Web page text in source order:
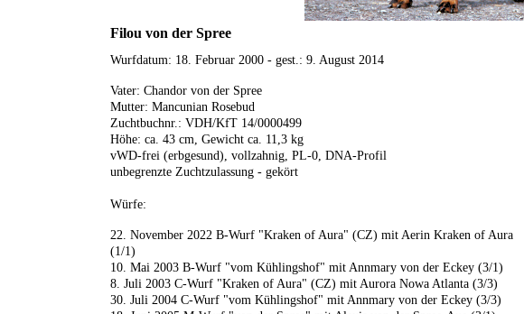
Filou von der Spree
Wurfdatum: 18. Februar 2000 - gest.: 9. August 2014
Vater: Chandor von der Spree
Mutter: Mancunian Rosebud
Zuchtbuchnr.: VDH/KfT 14/0000499
Höhe: ca. 43 cm, Gewicht ca. 11,3 kg
vWD-frei (erbgesund), vollzahnig, PL-0, DNA-Profil
unbegrenzte Zuchtzulassung - gekört
Würfe:
22. November 2022 B-Wurf "Kraken of Aura" (CZ) mit Aerin Kraken of Aura
(1/1)
10. Mai 2003 B-Wurf "vom Kühlingshof" mit Annmary von der Eckey (3/1)
8. Juli 2003 C-Wurf "Kraken of Aura" (CZ) mit Aurora Nowa Atlanta (3/3)
30. Juli 2004 C-Wurf "vom Kühlingshof" mit Annmary von der Eckey (3/3)